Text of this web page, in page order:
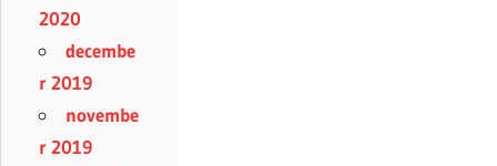
2020
decembe
r 2019
novembe
r 2019